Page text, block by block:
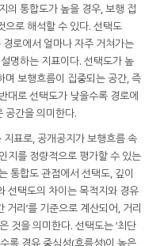
의 통합도가 높을 경우, 보행 접
으로 해석할 수 있다. 선택도
로에서 얼마나 자주 거쳐가는
명하는 지표이다. 선택도가 높
보행흐름이 집중되는 공간, 즉
대로 선택도가 낮을수록 경로에
공간을 의미한다.
표로, 공개공지가 보행흐름 속
지를 정량적으로 평가할 수 있는
통합도 관점에서 선택도, 깊이
선택도의 차이는 목적지와 경유
거리’를 기준으로 계산되어, 거리
것을 의미한다. 선택도는 ‘최단
록 경유 중심성(흐름성)이 높은